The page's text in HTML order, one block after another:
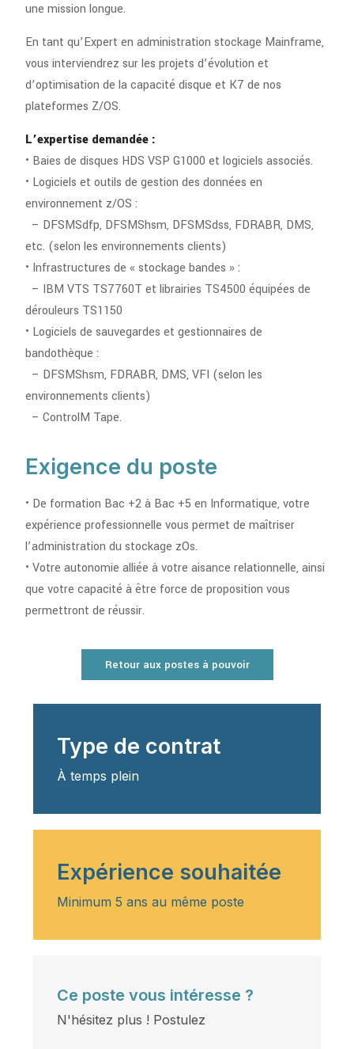
une mission longue.
En tant qu’Expert en administration stockage Mainframe,
vous interviendrez sur les projets d’évolution et
d’optimisation de la capacité disque et K7 de nos
plateformes Z/OS.
L’expertise demandée :
• Baies de disques HDS VSP G1000 et logiciels associés.
• Logiciels et outils de gestion des données en
environnement z/OS :
– DFSMSdfp, DFSMShsm, DFSMSdss, FDRABR, DMS,
etc. (selon les environnements clients)
• Infrastructures de « stockage bandes » :
– IBM VTS TS7760T et librairies TS4500 équipées de
dérouleurs TS1150
• Logiciels de sauvegardes et gestionnaires de
bandothèque :
– DFSMShsm, FDRABR, DMS, VFI (selon les
environnements clients)
– ControlM Tape.
Exigence du poste
• De formation Bac +2 à Bac +5 en Informatique, votre
expérience professionnelle vous permet de maîtriser
l’administration du stockage zOs.
• Votre autonomie alliée à votre aisance relationnelle, ainsi
que votre capacité à être force de proposition vous
permettront de réussir.
Retour aux postes à pouvoir
Type de contrat
À temps plein
Expérience souhaitée
Minimum 5 ans au même poste
Ce poste vous intéresse ?
N'hésitez plus ! Postulez